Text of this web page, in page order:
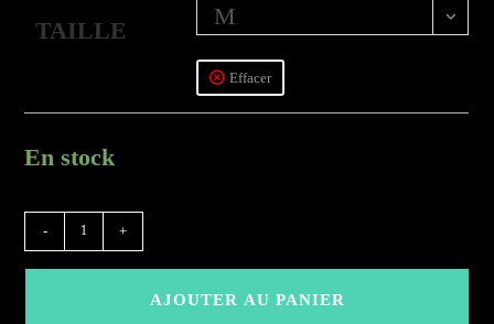
TAILLE
M
Effacer
En stock
de
- +
AJOUTER AU PANIER